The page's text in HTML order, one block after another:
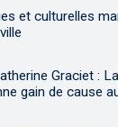
et culturelles
Graciet :
gain de cause